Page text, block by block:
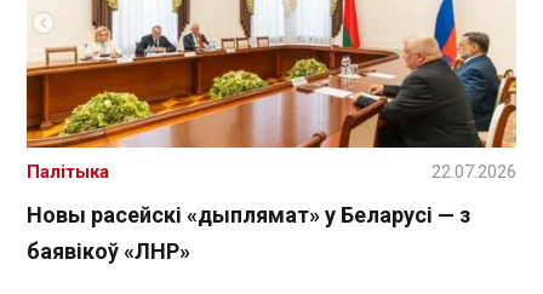
Новы расейскі «дыплямат» у Беларусі — з
баявікоў «ЛНР»
Палітыка 22.07.2026